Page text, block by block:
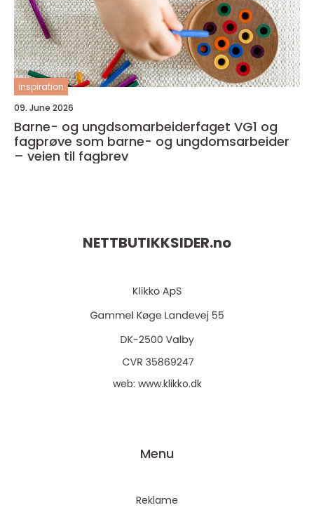
inspiration
09. June 2026
Barne- og ungdsomarbeiderfaget VG1 og
fagprøve som barne- og ungdomsarbeider
– veien til fagbrev
NETTBUTIKKSIDER.no
web: www.klikko.dk
Menu
Reklame